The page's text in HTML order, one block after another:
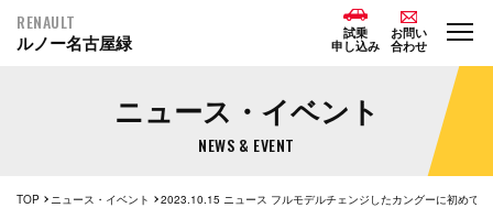
RENAULT
ルノー名古屋緑
試乗
申し込み
お問い
合わせ
ニュース・イベント
NEWS & EVENT
TOP ニュース・イベント